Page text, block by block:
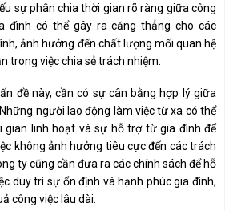
sự phân chia thời gian rõ ràng giữa công
đình có thể gây ra căng thẳng cho các
ảnh hưởng đến chất lượng mối quan hệ
trong việc chia sẻ trách nhiệm.
đề này, cần có sự cân bằng hợp lý giữa
người lao động làm việc từ xa có thể
gian linh hoạt và sự hỗ trợ từ gia đình để
không ảnh hưởng tiêu cực đến các trách
ty cũng cần đưa ra các chính sách để hỗ
duy trì sự ổn định và hạnh phúc gia đình,
công việc lâu dài.